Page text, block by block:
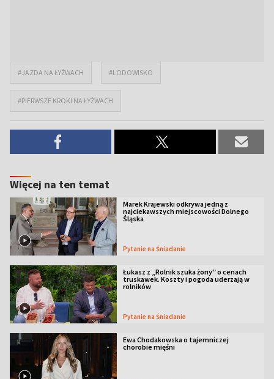
#JAZDA NA ŁYŻWACH #LODOWISKO
#PIERWSZE KROKI NA ŁYŻWACH
Więcej na ten temat
Marek Krajewski odkrywa jedną z
najciekawszych miejscowości Dolnego
Śląska
Pytanie na Śniadanie
Łukasz z „Rolnik szuka żony” o cenach
truskawek. Koszty i pogoda uderzają w
rolników
Pytanie na Śniadanie
Ewa Chodakowska o tajemniczej
chorobie mięśni